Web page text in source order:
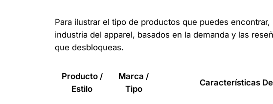
Para ilustrar el tipo de productos que puedes
industria del apparel, basados en la demanda y las
que desbloqueas.
Producto /
Estilo
Marca /
Tipo
Características